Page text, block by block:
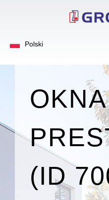
Polski
English
OKNA
(ID